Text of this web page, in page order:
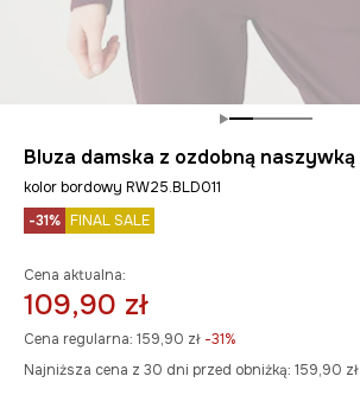
Bluza damska z ozdobną naszywką
kolor bordowy RW25.BLD011
-31% FINAL SALE
Cena aktualna:
109,90 zł
Cena regularna: 159,90 zł -31%
Najniższa cena z 30 dni przed obniżką: 159,90 zł